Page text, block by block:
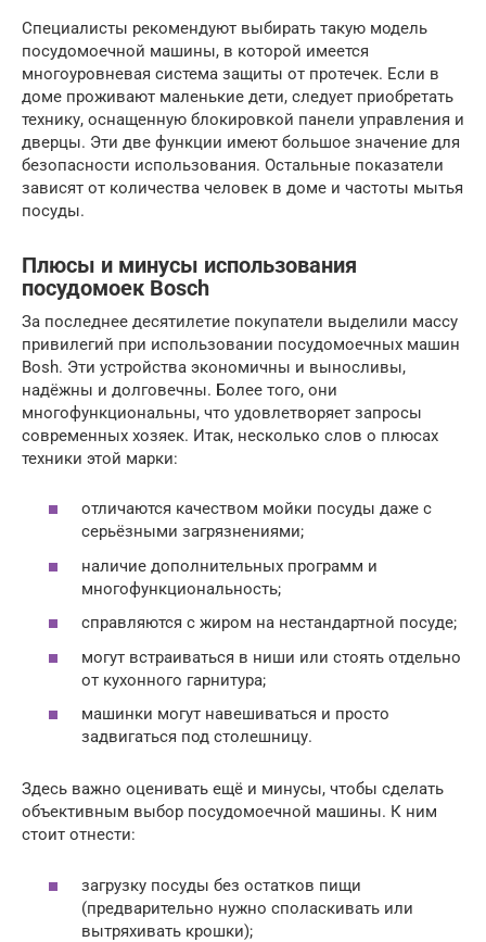
Специалисты рекомендуют выбирать такую модель
посудомоечной машины, в которой имеется
многоуровневая система защиты от протечек. Если в
доме проживают маленькие дети, следует приобретать
технику, оснащенную блокировкой панели управления и
дверцы. Эти две функции имеют большое значение для
безопасности использования. Остальные показатели
зависят от количества человек в доме и частоты мытья
посуды.
Плюсы и минусы использования
посудомоек Bosch
За последнее десятилетие покупатели выделили массу
привилегий при использовании посудомоечных машин
Bosh. Эти устройства экономичны и выносливы,
надёжны и долговечны. Более того, они
многофункциональны, что удовлетворяет запросы
современных хозяек. Итак, несколько слов о плюсах
техники этой марки:
отличаются качеством мойки посуды даже с
серьёзными загрязнениями;
наличие дополнительных программ и
многофункциональность;
справляются с жиром на нестандартной посуде;
могут встраиваться в ниши или стоять отдельно
от кухонного гарнитура;
машинки могут навешиваться и просто
задвигаться под столешницу.
Здесь важно оценивать ещё и минусы, чтобы сделать
объективным выбор посудомоечной машины. К ним
стоит отнести:
загрузку посуды без остатков пищи
(предварительно нужно споласкивать или
вытряхивать крошки);